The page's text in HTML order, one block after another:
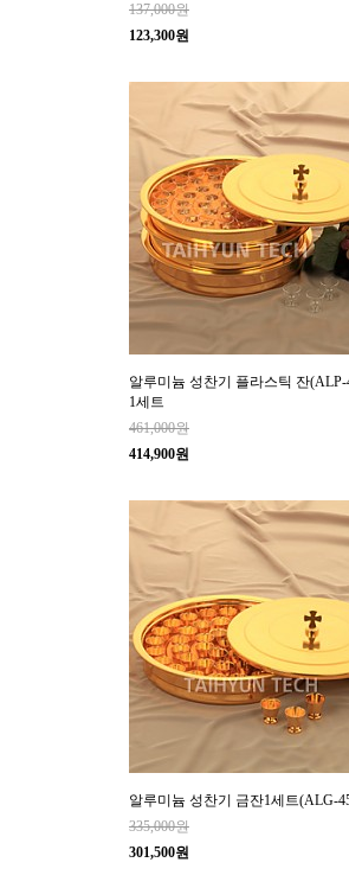
137,000원
123,300원
알루미늄 성찬기 플라스틱 잔(ALP-
1세트
461,000원
414,900원
알루미늄 성찬기 금잔1세트(ALG-
335,000원
301,500원